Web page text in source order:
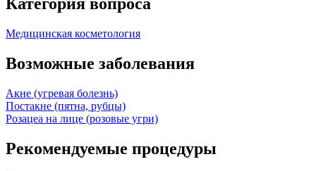
Медицинская косметология
Возможные заболевания
Акне (угревая болезнь)
Постакне (пятна, рубцы)
Розацеа на лице (розовые угри)
Рекомендуемые процедуры